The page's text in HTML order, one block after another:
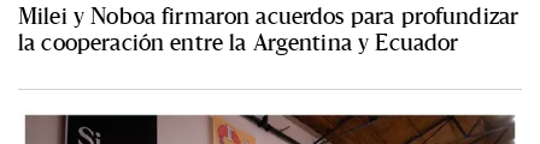
Milei y Noboa firmaron acuerdos para profundizar
la cooperación entre la Argentina y Ecuador